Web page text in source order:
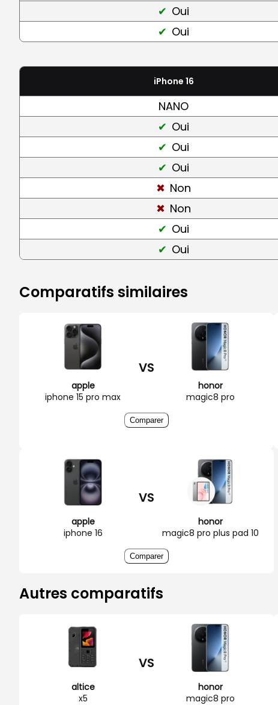
Oui
Oui
iPhone 16
NANO
Oui
Oui
Oui
Non
Non
Oui
Oui
Comparatifs similaires
apple
iphone 15 pro max
VS
honor
magic8 pro
Comparer
apple
iphone 16
VS
honor
magic8 pro plus pad 10
Comparer
Autres comparatifs
altice
x5
VS
honor
magic8 pro